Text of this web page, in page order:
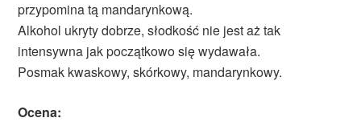
przypomina tą mandarynkową.
Alkohol ukryty dobrze, słodkość nie jest aż tak
intensywna jak początkowo się wydawała.
Posmak kwaskowy, skórkowy, mandarynkowy.
Ocena: